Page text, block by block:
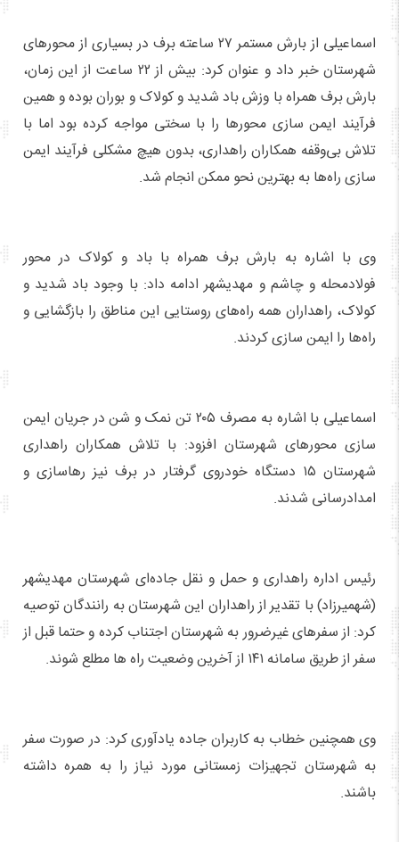
اسماعیلی از بارش مستمر ۲۷ ساعته برف در بسیاری از محورهای
شهرستان خبر داد و عنوان کرد: بیش از ۲۲ ساعت از این زمان،
بارش برف همراه با وزش باد شدید و کولاک و بوران بوده و همین
فرآیند ایمن سازی محورها را با سختی مواجه کرده بود اما با
تلاش بی‌وقفه همکاران راهداری، بدون هیچ مشکلی فرآیند ایمن
سازی راه‌ها به بهترین نحو ممکن انجام شد.
وی با اشاره به بارش برف همراه با باد و کولاک در محور
فولادمحله و چاشم و مهدیشهر ادامه داد: با وجود باد شدید و
کولاک، راهداران همه راه‌های روستایی این مناطق را بازگشایی و
راه‌ها را ایمن سازی کردند.
اسماعیلی با اشاره به مصرف ۲۰۵ تن نمک و شن در جریان ایمن
سازی محورهای شهرستان افزود: با تلاش همکاران راهداری
شهرستان ۱۵ دستگاه خودروی گرفتار در برف نیز رهاسازی و
امدادرسانی شدند.
رئیس اداره راهداری و حمل و نقل جاده‌ای شهرستان مهدیشهر
(شهمیرزاد) با تقدیر از راهداران این شهرستان به رانندگان توصیه
کرد: از سفرهای غیرضرور به شهرستان اجتناب کرده و حتما قبل از
سفر از طریق سامانه ۱۴۱ از آخرین وضعیت راه ها مطلع شوند.
وی همچنین خطاب به کاربران جاده یادآوری کرد: در صورت سفر
به شهرستان تجهیزات زمستانی مورد نیاز را به همره داشته
باشند.